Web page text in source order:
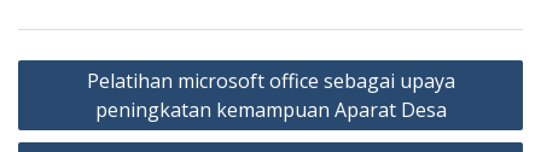
Navigasi
Pelatihan microsoft office sebagai upaya
peningkatan kemampuan Aparat Desa